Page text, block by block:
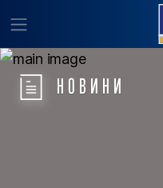
НОВИНИ